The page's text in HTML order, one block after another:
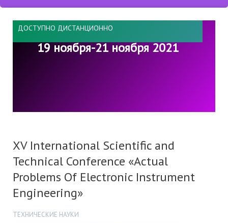
ДОСТУПНО ДИСТАНЦИОННО
19 ноября-21 ноября 2021
XV International Scientific and
Technical Conference «Actual
Problems Of Electronic Instrument
Engineering»
ТЕХНИЧЕСКИЕ НАУКИ